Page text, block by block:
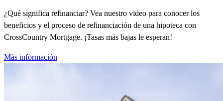
¿Qué significa refinanciar? Vea nuestro video para conocer los
beneficios y el proceso de refinanciación de una hipoteca con
CrossCountry Mortgage. ¡Tasas más bajas le esperan!
Más información